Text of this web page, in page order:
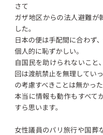
さて
ガザ地区からの法人避難が
した。
日本の便は手配間に合わず
個人的に恥ずかしい。
自国民を助けられないこと
回は渡航禁止を無理してい
の考慮すべきことは無かった
本当に情報も動作もすべて
すら思います。
女性議員のパリ旅行や国葬